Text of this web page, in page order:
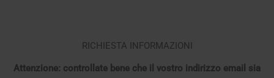
RICHIESTA INFORMAZIONI
Attenzione: controllate bene che il vostro indirizzo email sia